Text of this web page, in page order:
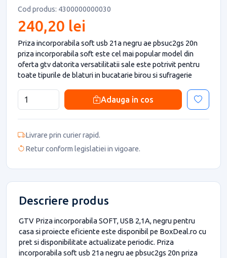
Cod produs: 4300000000030
240,20 lei
Priza incorporabila soft usb 21a negru ae pbsuc2gs 20n
priza incorporabila soft este cel mai popular model din
oferta gtv datorita versatilitatii sale este potrivit pentru
toate tipurile de blaturi in bucatarie birou si sufragerie
Adauga in cos
Livrare prin curier rapid.
Retur conform legislatiei in vigoare.
Descriere produs
GTV Priza incorporabila SOFT, USB 2,1A, negru pentru
casa si proiecte eficiente este disponibil pe BoxDeal.ro cu
pret si disponibilitate actualizate periodic. Priza
incorporabila soft usb 21a negru ae pbsuc2gs 20n priza